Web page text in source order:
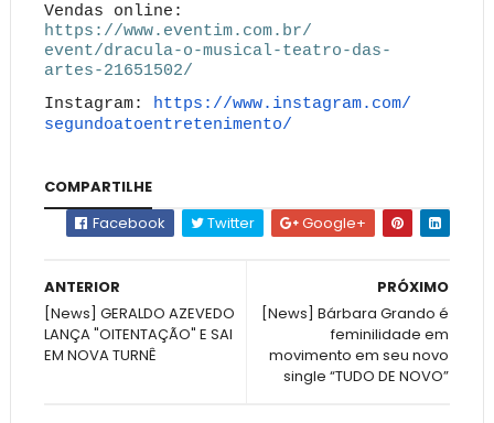
Vendas online:
https://www.eventim.com.br/
event/dracula-o-musical-teatro-das-
artes-21651502/
Instagram: https://www.instagram.com/
segundoatoentretenimento/
COMPARTILHE
Facebook
Twitter Google+
PRÓXIMO
[News] Bárbara Grando é
feminilidade em
movimento em seu novo
single “TUDO DE NOVO”
ANTERIOR
[News] GERALDO AZEVEDO
LANÇA "OITENTAÇÃO" E SAI
EM NOVA TURNÊ